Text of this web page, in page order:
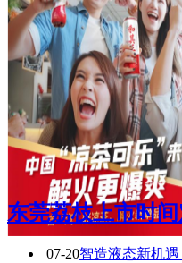
东莞荔枝上市时
07-20智造液态新机